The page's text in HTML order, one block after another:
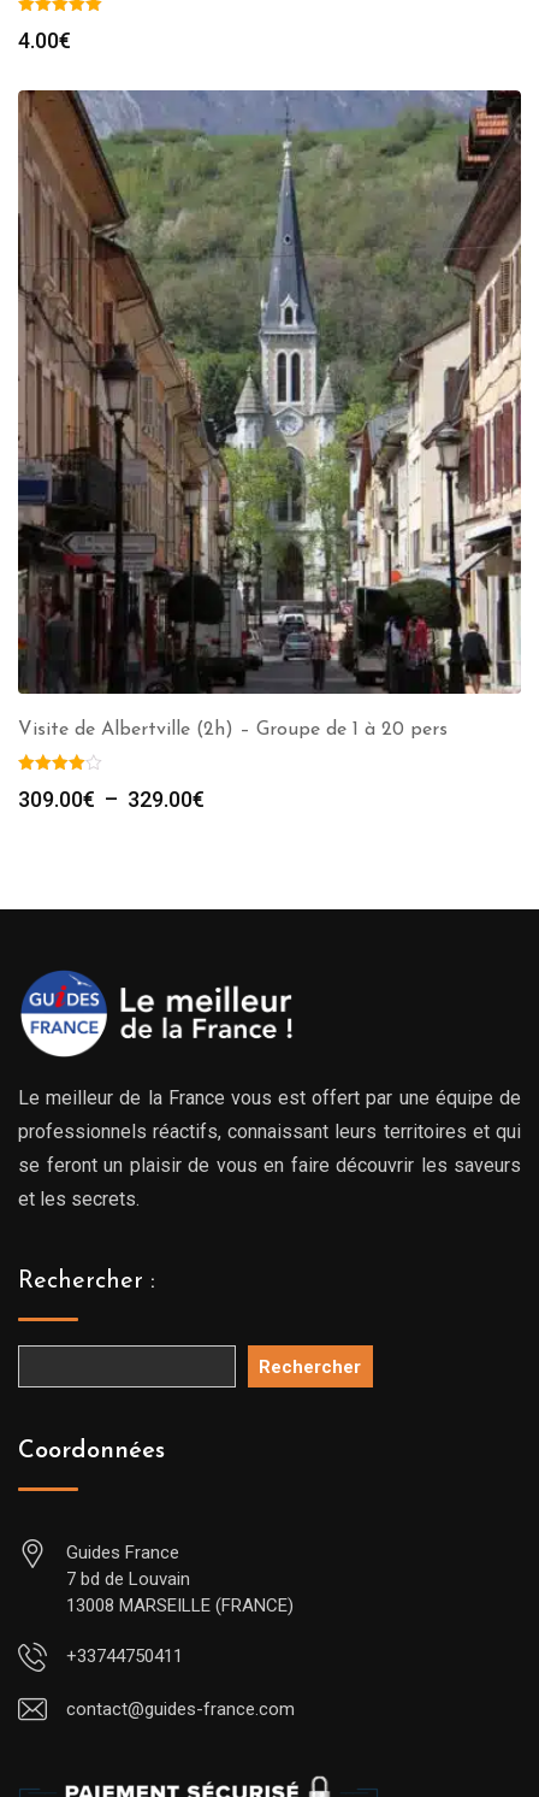
4.00€
Visite de Albertville (2h) – Groupe de 1 à 20 pers
309.00€ – 329.00€
à
Le meilleur de la France vous est offert par une équipe de
professionnels réactifs, connaissant leurs territoires et qui
se feront un plaisir de vous en faire découvrir les saveurs
et les secrets.
Rechercher :
Rechercher
Coordonnées
Guides France
7 bd de Louvain
13008 MARSEILLE (FRANCE)
+33744750411
contact@guides-france.com